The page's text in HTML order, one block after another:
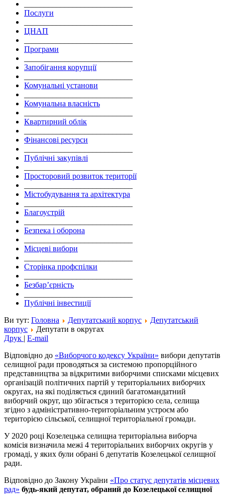
Послуги
ЦНАП
Програми
Запобігання корупції
Комунальні установи
Комунальна власність
Квартирний облік
Фінансові ресурси
Публічні закупівлі
Просторовий розвиток території
Містобудування та архітектура
Благоустрій
Безпека і оборона
Місцеві вибори
Сторінка профспілки
Безбар’єрність
Публічні інвестиції
Ви тут: Головна Депутатський корпус
Депутатський
корпус
Депутати в округах
Друк | E-mail
Відповідно до «Виборчого кодексу України» вибори депутатів
селищної ради проводяться за системою пропорційного
представництва за відкритими виборчими списками місцевих
організацій політичних партій у територіальних виборчих
округах, на які поділяється єдиний багатомандатний
виборчий округ, що збігається з територією села, селища
згідно з адміністративно-територіальним устроєм або
територією сільської, селищної територіальної громади.
У 2020 році Козелецька селищна територіальна виборча
комісія визначила межі 4 територіальних виборчих округів у
громаді, у яких були обрані 6 депутатів Козелецької селищної
ради.
Відповідно до Закону України «Про статус депутатів місцевих
рад» будь-який депутат, обраний до Козелецької селищної